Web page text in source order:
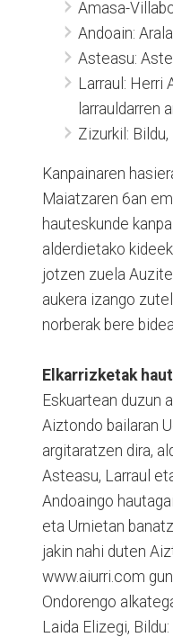
Amasa-
Andoain:
Asteasu:
Larraul: Herri
larrauldarren
Zizurkil: Bildu,
Kanpainaren
Maiatzaren 6an
hauteskunde
alderdietako
jotzen zuela
aukera izango
norberak bere
Elkarrizketak
Eskuartean duzun
Aiztondo bailaran
argitaratzen dira,
Asteasu, Larraul
Andoaingo
eta Urnietan
jakin nahi duten
www.aiurri.com
Ondorengo
Laida Elizegi,